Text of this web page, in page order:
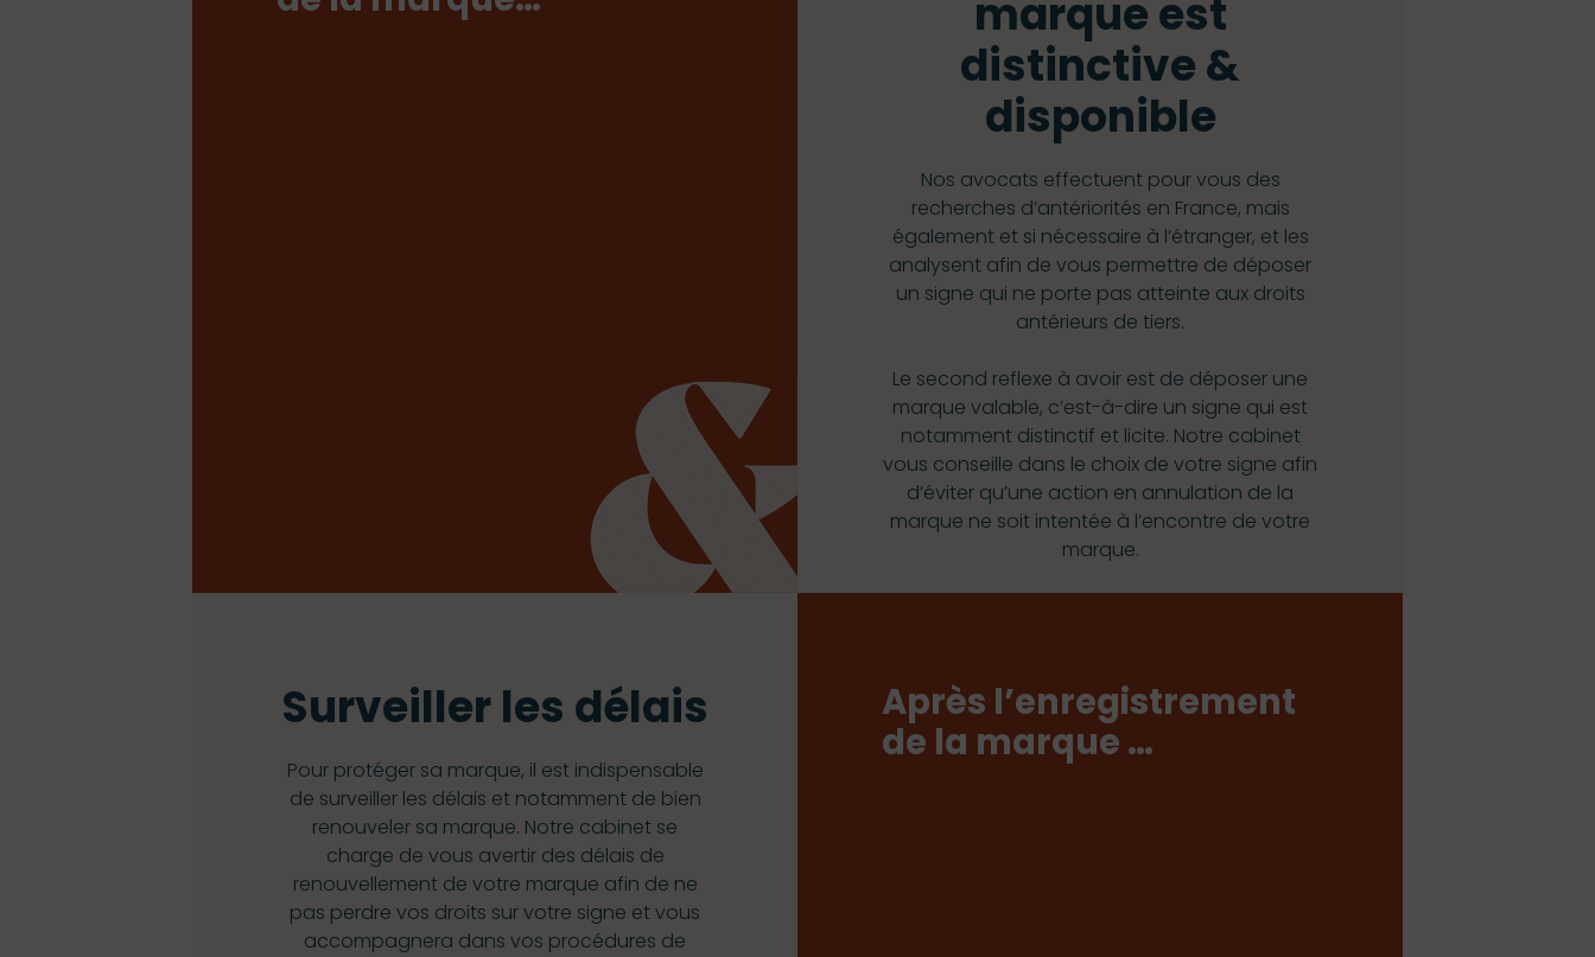
marque est
distinctive &
disponible
Nos avocats effectuent pour vous des
recherches d’antériorités en France, mais
également et si nécessaire à l’étranger, et les
analysent afin de vous permettre de déposer
un signe qui ne porte pas atteinte aux droits
antérieurs de tiers.
Le second reflexe à avoir est de déposer une
marque valable, c’est-à-dire un signe qui est
notamment distinctif et licite. Notre cabinet
vous conseille dans le choix de votre signe afin
d’éviter qu’une action en annulation de la
marque ne soit intentée à l’encontre de votre
marque.
Surveiller les délais
Pour protéger sa marque, il est indispensable
de surveiller les délais et notamment de bien
renouveler sa marque. Notre cabinet se
charge de vous avertir des délais de
renouvellement de votre marque afin de ne
pas perdre vos droits sur votre signe et vous
accompagnera dans vos procédures de
Après l’enregistrement
de la marque …